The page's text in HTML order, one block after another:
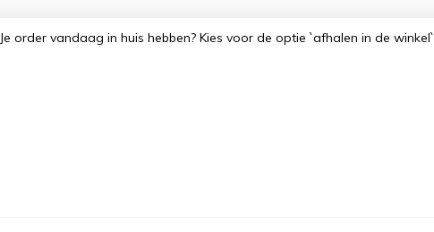
Je order vandaag in huis hebben? Kies voor de optie `afhalen in de winkel`